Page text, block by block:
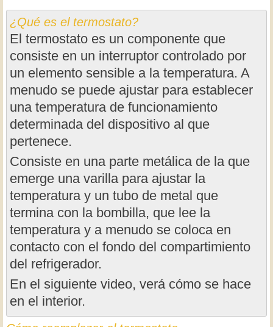
¿Qué es el termostato?
El termostato es un componente que
consiste en un interruptor controlado por
un elemento sensible a la temperatura. A
menudo se puede ajustar para establecer
una temperatura de funcionamiento
determinada del dispositivo al que
pertenece.
Consiste en una parte metálica de la que
emerge una varilla para ajustar la
temperatura y un tubo de metal que
termina con la bombilla, que lee la
temperatura y a menudo se coloca en
contacto con el fondo del compartimiento
del refrigerador.
En el siguiente video, verá cómo se hace
en el interior.